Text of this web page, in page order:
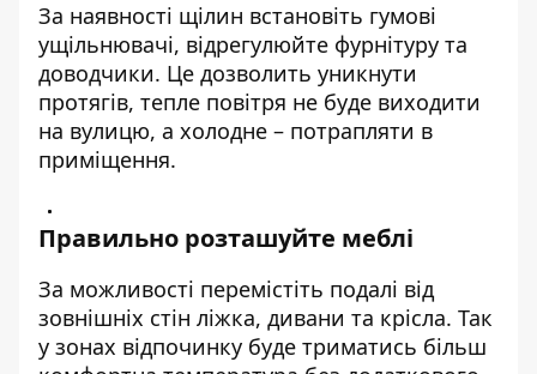
За наявності щілин встановіть гумові
ущільнювачі, відрегулюйте фурнітуру та
доводчики. Це дозволить уникнути
протягів, тепле повітря не буде виходити
на вулицю, а холодне – потрапляти в
приміщення.
Правильно розташуйте меблі
За можливості перемістіть подалі від
зовнішніх стін ліжка, дивани та крісла. Так
у зонах відпочинку буде триматись більш